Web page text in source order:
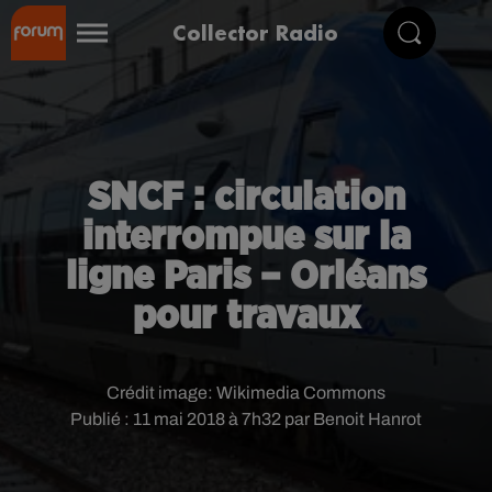
Collector Radio
SNCF : circulation
interrompue sur la
ligne Paris – Orléans
pour travaux
Publié : 11 mai 2018 à 7h32 par Benoit Hanrot
Crédit image: Wikimedia Commons